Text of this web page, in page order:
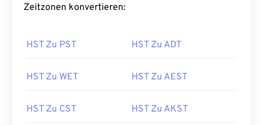
Zeitzonen konvertieren:
HST Zu PST HST Zu ADT
HST Zu WET HST Zu AEST
HST Zu CST HST Zu AKST